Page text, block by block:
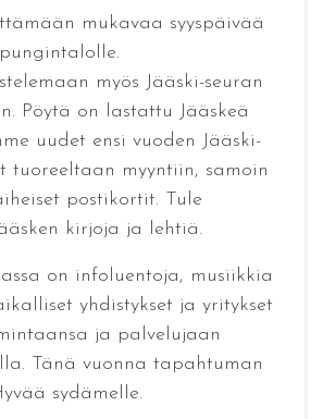
mukavaa syyspäivää
myös Jääski-seuran
Pöytä on lastattu Jääskeä
uudet ensi vuoden Jääski-
tuoreeltaan myyntiin, samoin
postikortit. Tule
kirjoja ja lehtiä.
on infoluentoja, musiikkia
yhdistykset ja yritykset
ja palvelujaan
Tänä vuonna tapahtuman
sydämelle.